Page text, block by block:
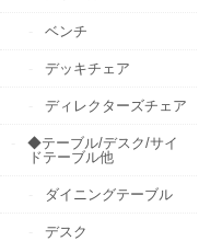
ベンチ
デッキチェア
ディレクターズチェア
◆テーブル/デスク/サイ
ドテーブル他
ダイニングテーブル
デスク